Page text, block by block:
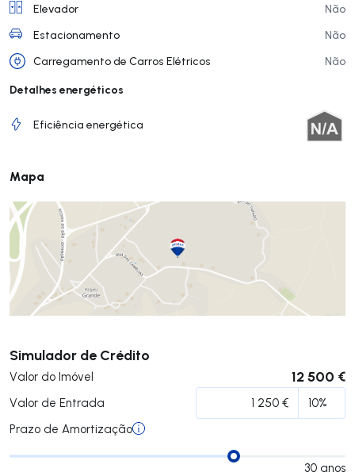
Elevador
Não
Estacionamento
Não
Carregamento de Carros Elétricos
Não
Detalhes energéticos
Eficiência energética
Mapa
Simulador de Crédito
Valor do Imóvel 12 500 €
Valor de Entrada
Prazo de Amortização
30 anos
Submeter